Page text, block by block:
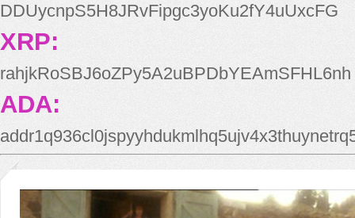
DDUycnpS5H8JRvFipgc3yoKu2fY4uUxcFG
XRP:
rahjkRoSBJ6oZPy5A2uBPDbYEAmSFHL6nh
ADA: